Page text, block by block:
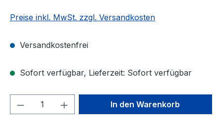
Preise inkl. MwSt. zzgl. Versandkosten
Versandkostenfrei
Sofort verfügbar, Lieferzeit: Sofort verfügbar
Produkt Anzahl: Gib denIn den Warenkorb